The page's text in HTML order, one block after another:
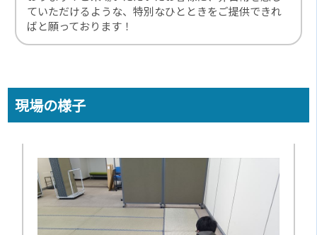
ていただけるような、特別なひとときをご提供できれ
ばと願っております！
現場の様子